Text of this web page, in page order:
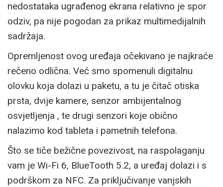
nedostataka ugrađenog ekrana relativno je spor
odziv, pa nije pogodan za prikaz multimedijalnih
sadržaja.
Opremljenost ovog uređaja očekivano je najkraće
rečeno odlična. Već smo spomenuli digitalnu
olovku koja dolazi u paketu, a tu je čitač otiska
prsta, dvije kamere, senzor ambijentalnog
osvjetljenja , te drugi senzori koje obično
nalazimo kod tableta i pametnih telefona.
Što se tiče bežične povezivost, na raspolaganju
vam je Wi-Fi 6, BlueTooth 5.2, a uređaj dolazi i s
podrškom za NFC. Za priključivanje vanjskih